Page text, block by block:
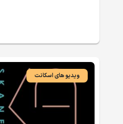
ویدیو های اسکانت